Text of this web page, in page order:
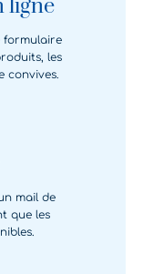
ligne
formulaire
les
convives.
mail de
que les